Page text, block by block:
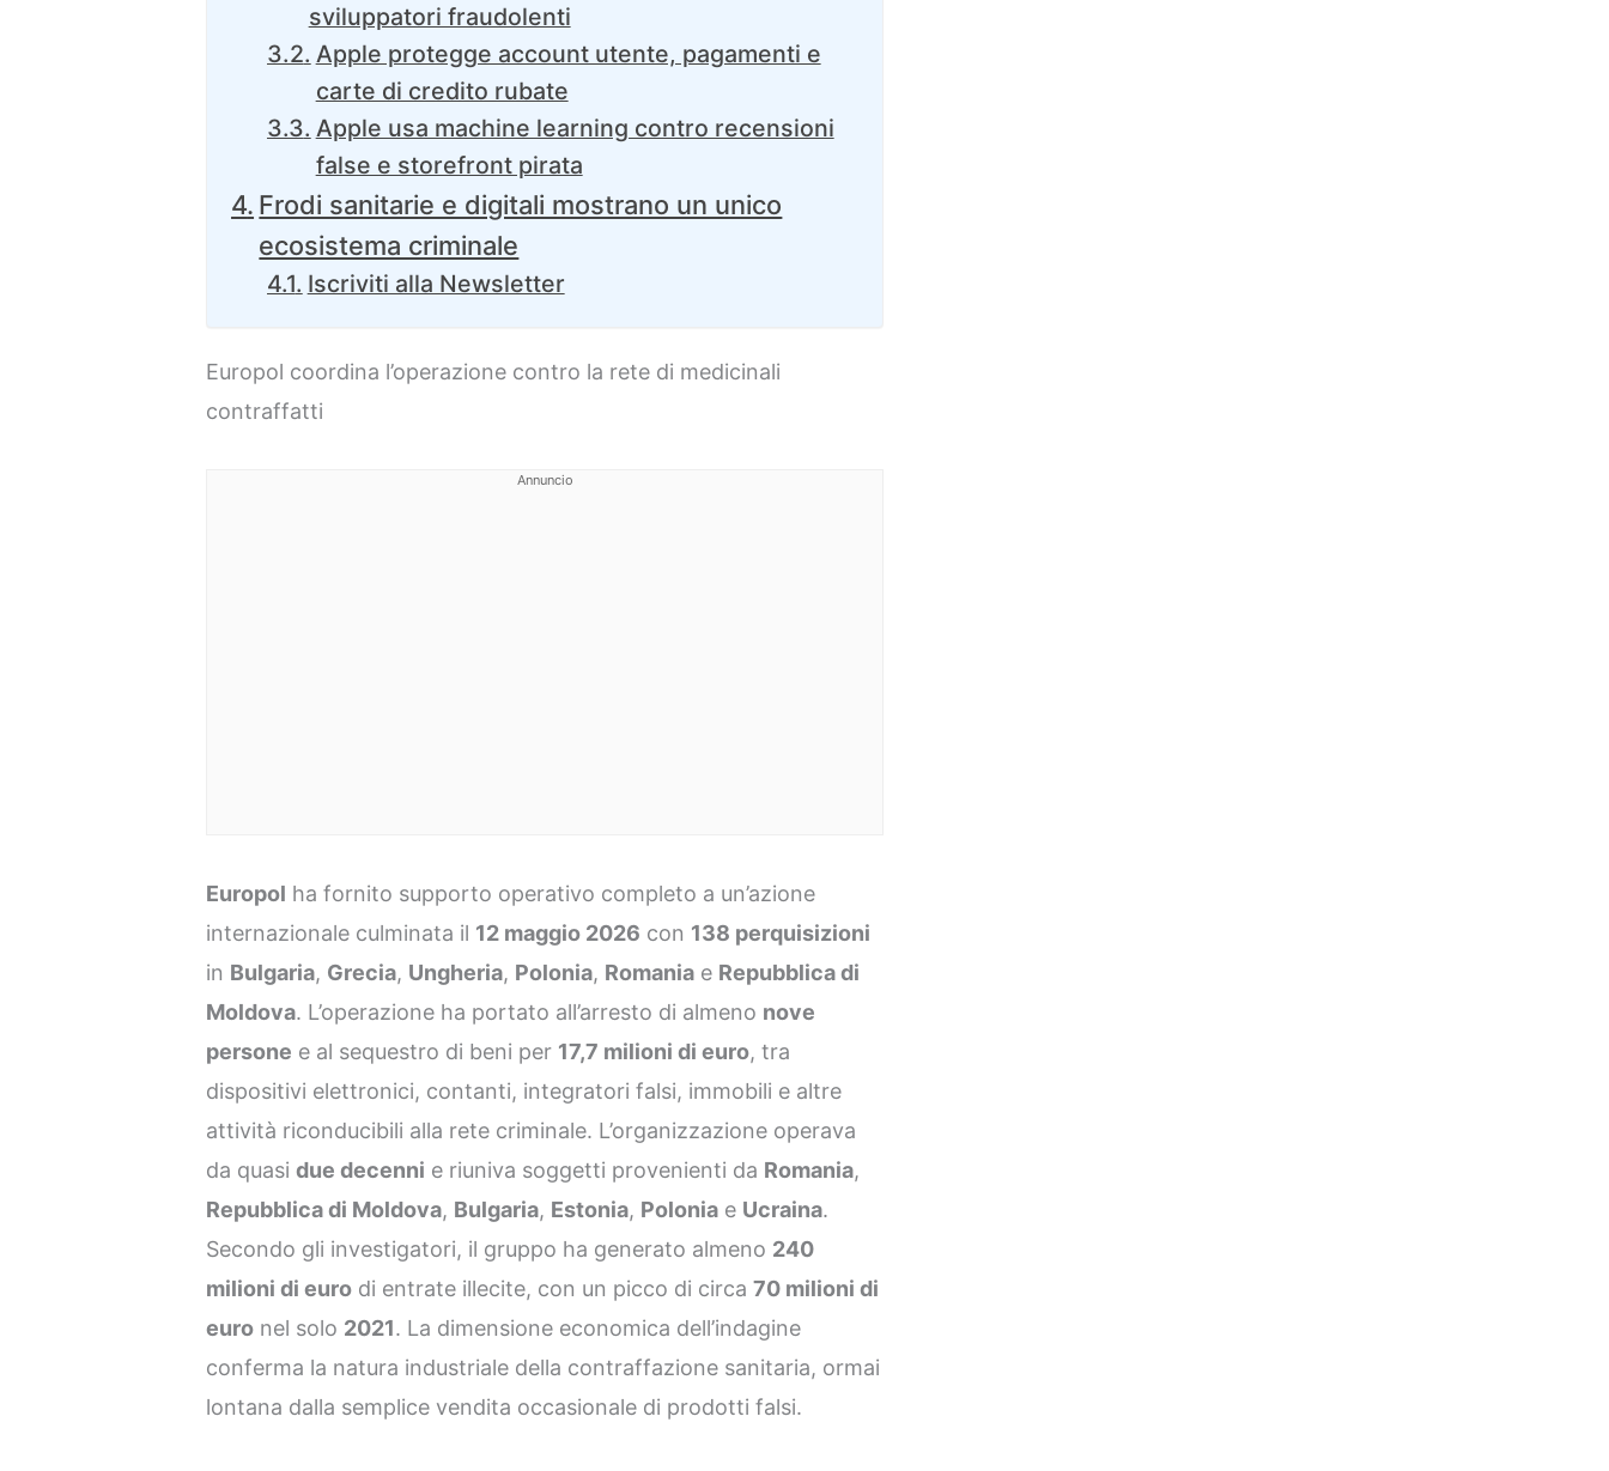
sviluppatori fraudolenti
Apple protegge account utente, pagamenti e
carte di credito rubate
Apple usa machine learning contro recensioni
false e storefront pirata
Frodi sanitarie e digitali mostrano un unico
ecosistema criminale
Iscriviti alla Newsletter
Europol coordina l’operazione contro la rete di medicinali
contraffatti
Annuncio
Europol ha fornito supporto operativo completo a un’azione
internazionale culminata il 12 maggio 2026 con 138 perquisizioni
in Bulgaria, Grecia, Ungheria, Polonia, Romania e Repubblica di
Moldova. L’operazione ha portato all’arresto di almeno nove
persone e al sequestro di beni per 17,7 milioni di euro, tra
dispositivi elettronici, contanti, integratori falsi, immobili e altre
attività riconducibili alla rete criminale. L’organizzazione operava
da quasidue decenni e riuniva soggetti provenienti da Romania,
Repubblica di Moldova, Bulgaria, Estonia, Polonia e Ucraina.
Secondo gli investigatori, il gruppo ha generato almeno 240
milioni di euro di entrate illecite, con un picco di circa70 milioni di
euro nel solo 2021. La dimensione economica dell’indagine
conferma la natura industriale della contraffazione sanitaria, ormai
lontana dalla semplice vendita occasionale di prodotti falsi.